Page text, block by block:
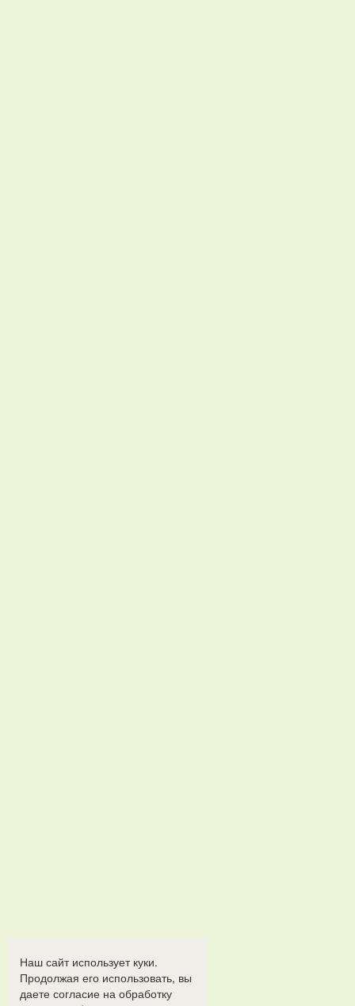
Наш сайт использует куки.
Продолжая его использовать, вы
даете согласие на обработку